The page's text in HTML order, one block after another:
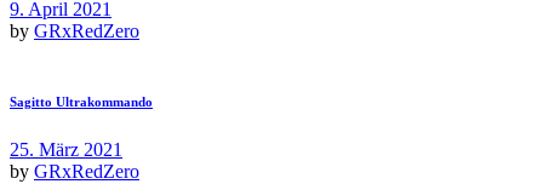
9. April 2021
by GRxRedZero
Sagitto Ultrakommando
25. März 2021
by GRxRedZero